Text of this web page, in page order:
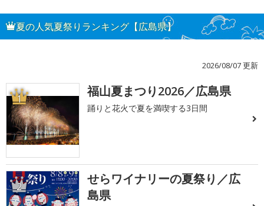
夏の人気夏祭りランキング【広島県】
2026/08/07 更新
1 福山夏まつり2026／広島県
踊りと花火で夏を満喫する3日間
2
せらワイナリーの夏祭り／広
島県